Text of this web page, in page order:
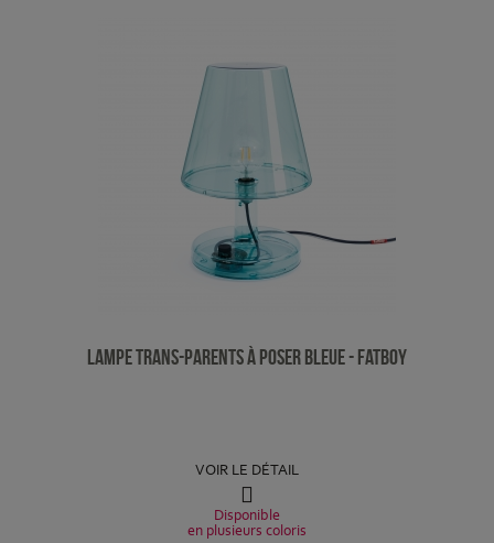
Lampe Trans-parents à poser Bleue - Fatboy
VOIR LE DÉTAIL
Disponible
en plusieurs coloris